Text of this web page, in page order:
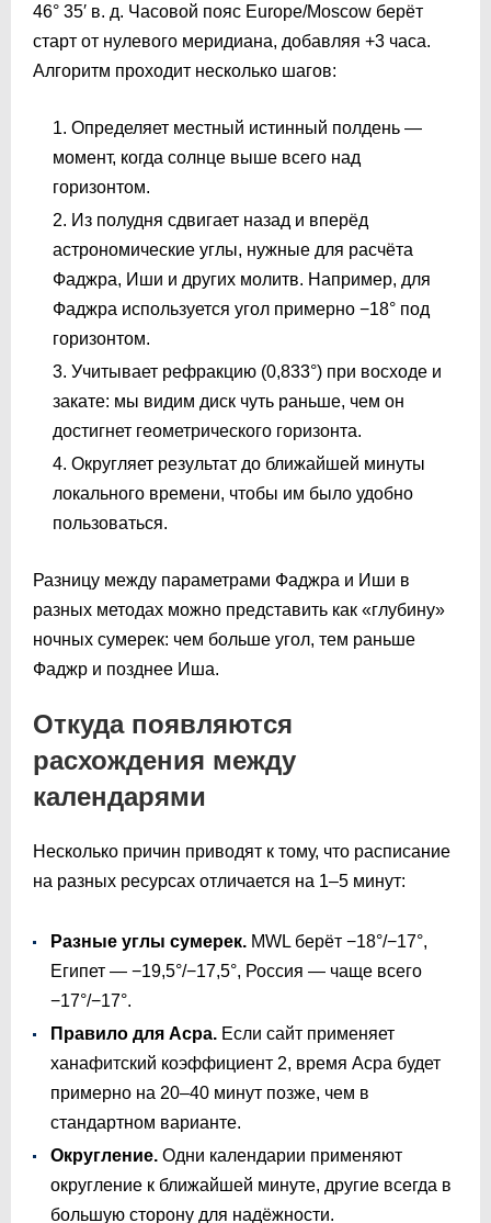
46° 35′ в. д. Часовой пояс Europe/Moscow берёт
старт от нулевого меридиана, добавляя +3 часа.
Алгоритм проходит несколько шагов:
Определяет местный истинный полдень —
момент, когда солнце выше всего над
горизонтом.
Из полудня сдвигает назад и вперёд
астрономические углы, нужные для расчёта
Фаджра, Иши и других молитв. Например, для
Фаджра используется угол примерно −18° под
горизонтом.
Учитывает рефракцию (0,833°) при восходе и
закате: мы видим диск чуть раньше, чем он
достигнет геометрического горизонта.
Округляет результат до ближайшей минуты
локального времени, чтобы им было удобно
пользоваться.
Разницу между параметрами Фаджра и Иши в
разных методах можно представить как «глубину»
ночных сумерек: чем больше угол, тем раньше
Фаджр и позднее Иша.
Откуда появляются
расхождения между
календарями
Несколько причин приводят к тому, что расписание
на разных ресурсах отличается на 1–5 минут:
Разные углы сумерек. MWL берёт −18°/−17°,
Египет — −19,5°/−17,5°, Россия — чаще всего
−17°/−17°.
Правило для Асра. Если сайт применяет
ханафитский коэффициент 2, время Асра будет
примерно на 20–40 минут позже, чем в
стандартном варианте.
Округление. Одни календарии применяют
округление к ближайшей минуте, другие всегда в
большую сторону для надёжности.